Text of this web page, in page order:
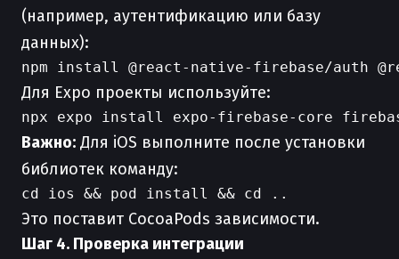
(например, аутентификацию или базу
данных):
Для Expo проекты используйте:
Важно: Для iOS выполните после установки
библиотек команду:
Это поставит CocoaPods зависимости.
Шаг 4. Проверка интеграции